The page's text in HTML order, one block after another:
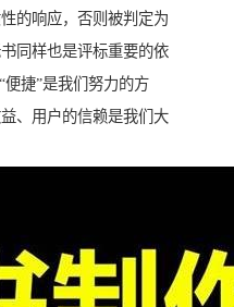
的响应，否则被判定为
同样也是评标重要的依
便捷”是我们努力的方
、用户的信赖是我们大